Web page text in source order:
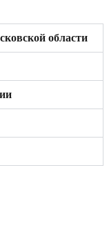
области